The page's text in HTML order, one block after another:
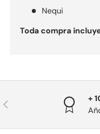
Nequi
Toda compra
Anterior
+